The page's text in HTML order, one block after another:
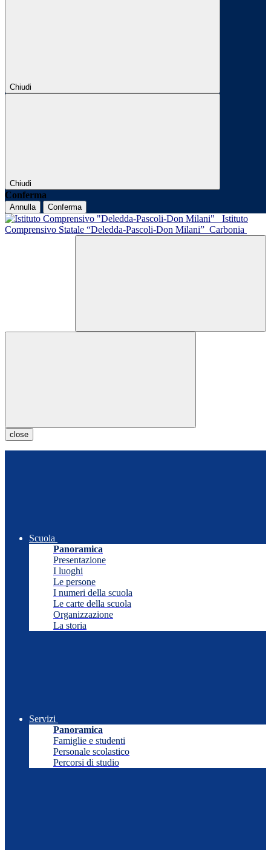
Chiudi
Chiudi
Conferma
Annulla Conferma
Istituto
Comprensivo Statale “Deledda-Pascoli-Don Milani” Carbonia
close
Scuola
Panoramica
Presentazione
I luoghi
Le persone
I numeri della scuola
Le carte della scuola
Organizzazione
La storia
Servizi
Panoramica
Famiglie e studenti
Personale scolastico
Percorsi di studio